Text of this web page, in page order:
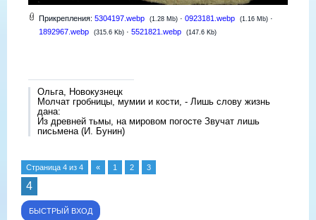
Прикрепления: 5304197.webp (1.28 Mb) · 0923181.webp (1.16 Mb) ·
1892967.webp
(315.6 Kb) · 5521821.webp (147.6 Kb)
Ольга, Новокузнецк
Молчат гробницы, мумии и кости, - Лишь слову жизнь
дана:
Из древней тьмы, на мировом погосте Звучат лишь
письмена (И. Бунин)
Страница 4 из 4 « 1 2 3
4